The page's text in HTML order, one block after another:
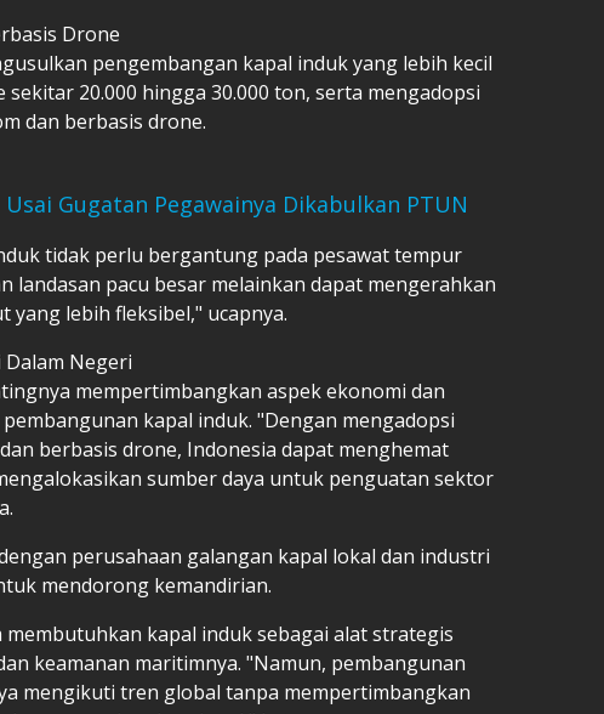
Drone
pengembangan kapal induk yang lebih kecil
20.000 hingga 30.000 ton, serta mengadopsi
dan berbasis drone.
Gugatan Pegawainya Dikabulkan PTUN
tidak perlu bergantung pada pesawat tempur
landasan pacu besar melainkan dapat mengerahkan
yang lebih fleksibel," ucapnya.
Negeri
mempertimbangkan aspek ekonomi dan
kapal induk. "Dengan mengadopsi
berbasis drone, Indonesia dapat menghemat
sumber daya untuk penguatan sektor
perusahaan galangan kapal lokal dan industri
mendorong kemandirian.
kapal induk sebagai alat strategis
keamanan maritimnya. "Namun, pembangunan
mengikuti tren global tanpa mempertimbangkan